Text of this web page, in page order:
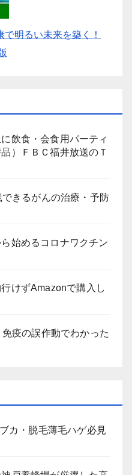
明るい未来を築く！
飲食・会食用パーティ
）ＦＢＣ福井放送のＴ
きるがんの治療・予防
始めるコロナワクチン
けずAmazonで購入し
疫の誤作動でわかった
カ・脱毛薄毛ハゲ必見